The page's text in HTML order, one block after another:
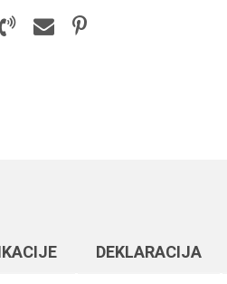
DEKLARACIJA